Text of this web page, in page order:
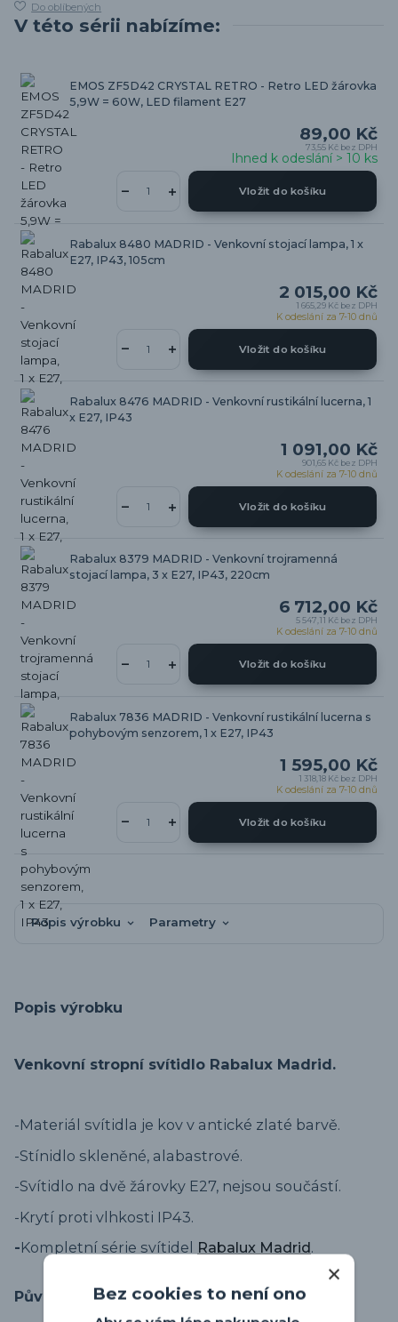
Do oblíbených
V této sérii nabízíme:
EMOS ZF5D42 CRYSTAL RETRO - Retro LED žárovka
5,9W = 60W, LED filament E27
89,00 Kč
73,55 Kč bez DPH
Ihned k odeslání > 10 ks
Vložit do košíku
Rabalux 8480 MADRID - Venkovní stojací lampa, 1 x
E27, IP43, 105cm
2 015,00 Kč
1 665,29 Kč bez DPH
K odeslání za 7-10 dnů
Vložit do košíku
Rabalux 8476 MADRID - Venkovní rustikální lucerna, 1
x E27, IP43
1 091,00 Kč
901,65 Kč bez DPH
K odeslání za 7-10 dnů
Vložit do košíku
Rabalux 8379 MADRID - Venkovní trojramenná
stojací lampa, 3 x E27, IP43, 220cm
6 712,00 Kč
5 547,11 Kč bez DPH
K odeslání za 7-10 dnů
Vložit do košíku
Rabalux 7836 MADRID - Venkovní rustikální lucerna s
pohybovým senzorem, 1 x E27, IP43
1 595,00 Kč
1 318,18 Kč bez DPH
K odeslání za 7-10 dnů
Vložit do košíku
Popis výrobku Parametry
Popis výrobku
Venkovní stropní svítidlo Rabalux Madrid.
-Materiál svítidla je kov v antické zlaté barvě.
-Stínidlo skleněné, alabastrové.
-Svítidlo na dvě žárovky E27, nejsou součástí.
-Krytí proti vlhkosti IP43.
-Kompletní série svítidel Rabalux Madrid.
Původ zbožíBez cookies to není ono